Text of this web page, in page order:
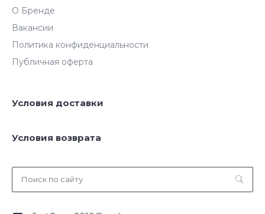
О Бренде
Вакансии
Политика конфиденциальности
Публичная оферта
Условия доставки
Условия возврата